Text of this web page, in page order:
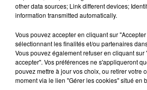
votre séjour en
de la...
other data sources; Link different devices;
information transmitted automatically.
Vous pouvez accepter en cliquant sur
sélectionnant les finalités et/ou partenaires
Vous pouvez également refuser en cliquant sur
accepter". Vos préférences ne s'appliqueront
pouvez mettre à jour vos choix, ou retirer votre
moment via le lien "Gérer les cookies" situé en